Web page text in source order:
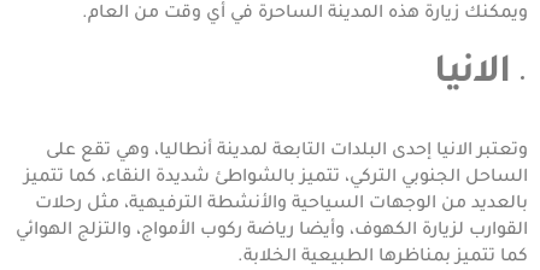
ويمكنك زيارة هذه المدينة الساحرة في أي وقت من العام.
الانيا
وتعتبر الانيا إحدى البلدات التابعة لمدينة أنطاليا، وهي تقع على
الساحل الجنوبي التركي، تتميز بالشواطئ شديدة النقاء، كما تتميز
بالعديد من الوجهات السياحية والأنشطة الترفيهية، مثل رحلات
القوارب لزيارة الكهوف، وأيضا رياضة ركوب الأمواج، والتزلج الهوائي
كما تتميز بمناظرها الطبيعية الخلابة.